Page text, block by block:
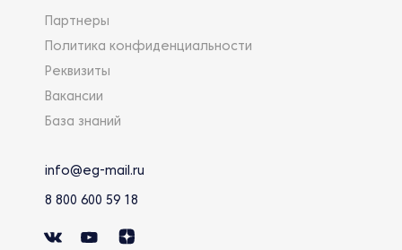
Партнеры
Политика конфиденциальности
Реквизиты
Вакансии
База знаний
info@eg-mail.ru
8 800 600 59 18